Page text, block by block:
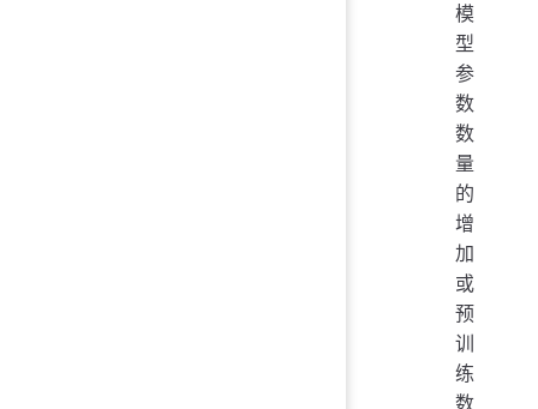
模
型
参
数
数
量
的
增
加
或
预
训
练
数